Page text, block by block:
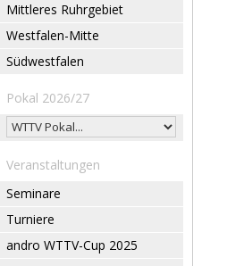
Mittleres Ruhrgebiet
Westfalen-Mitte
Südwestfalen
Pokal 2026/27
Veranstaltungen
Seminare
Turniere
andro WTTV-Cup 2025